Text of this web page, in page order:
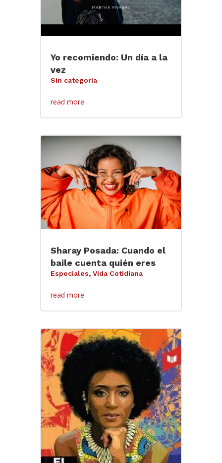
Yo recomiendo: Un día a la
vez
Sin categoría
read more
Sharay Posada: Cuando el
baile cuenta quién eres
Especiales, Vida Cotidiana
read more